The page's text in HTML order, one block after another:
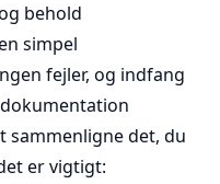
behold
simpel
fejler, og indfang
det, du
er vigtigt: